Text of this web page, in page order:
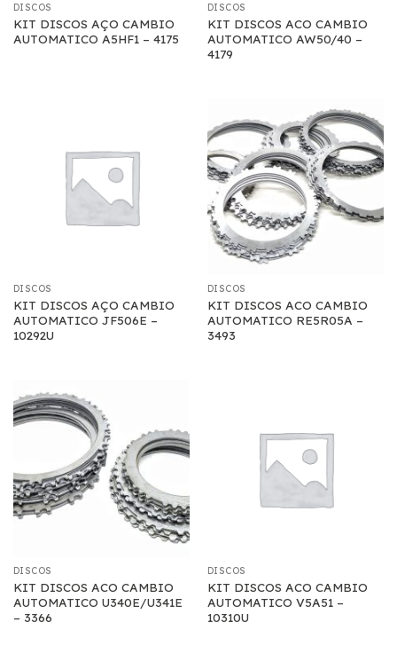
DISCOS
KIT DISCOS AÇO CAMBIO
AUTOMATICO A5HF1 – 4175
DISCOS
KIT DISCOS ACO CAMBIO
AUTOMATICO AW50/40 –
4179
DISCOS
KIT DISCOS AÇO CAMBIO
AUTOMATICO JF506E –
10292U
DISCOS
KIT DISCOS ACO CAMBIO
AUTOMATICO RE5R05A –
3493
DISCOS
KIT DISCOS ACO CAMBIO
AUTOMATICO U340E/U341E
– 3366
DISCOS
KIT DISCOS ACO CAMBIO
AUTOMATICO V5A51 –
10310U